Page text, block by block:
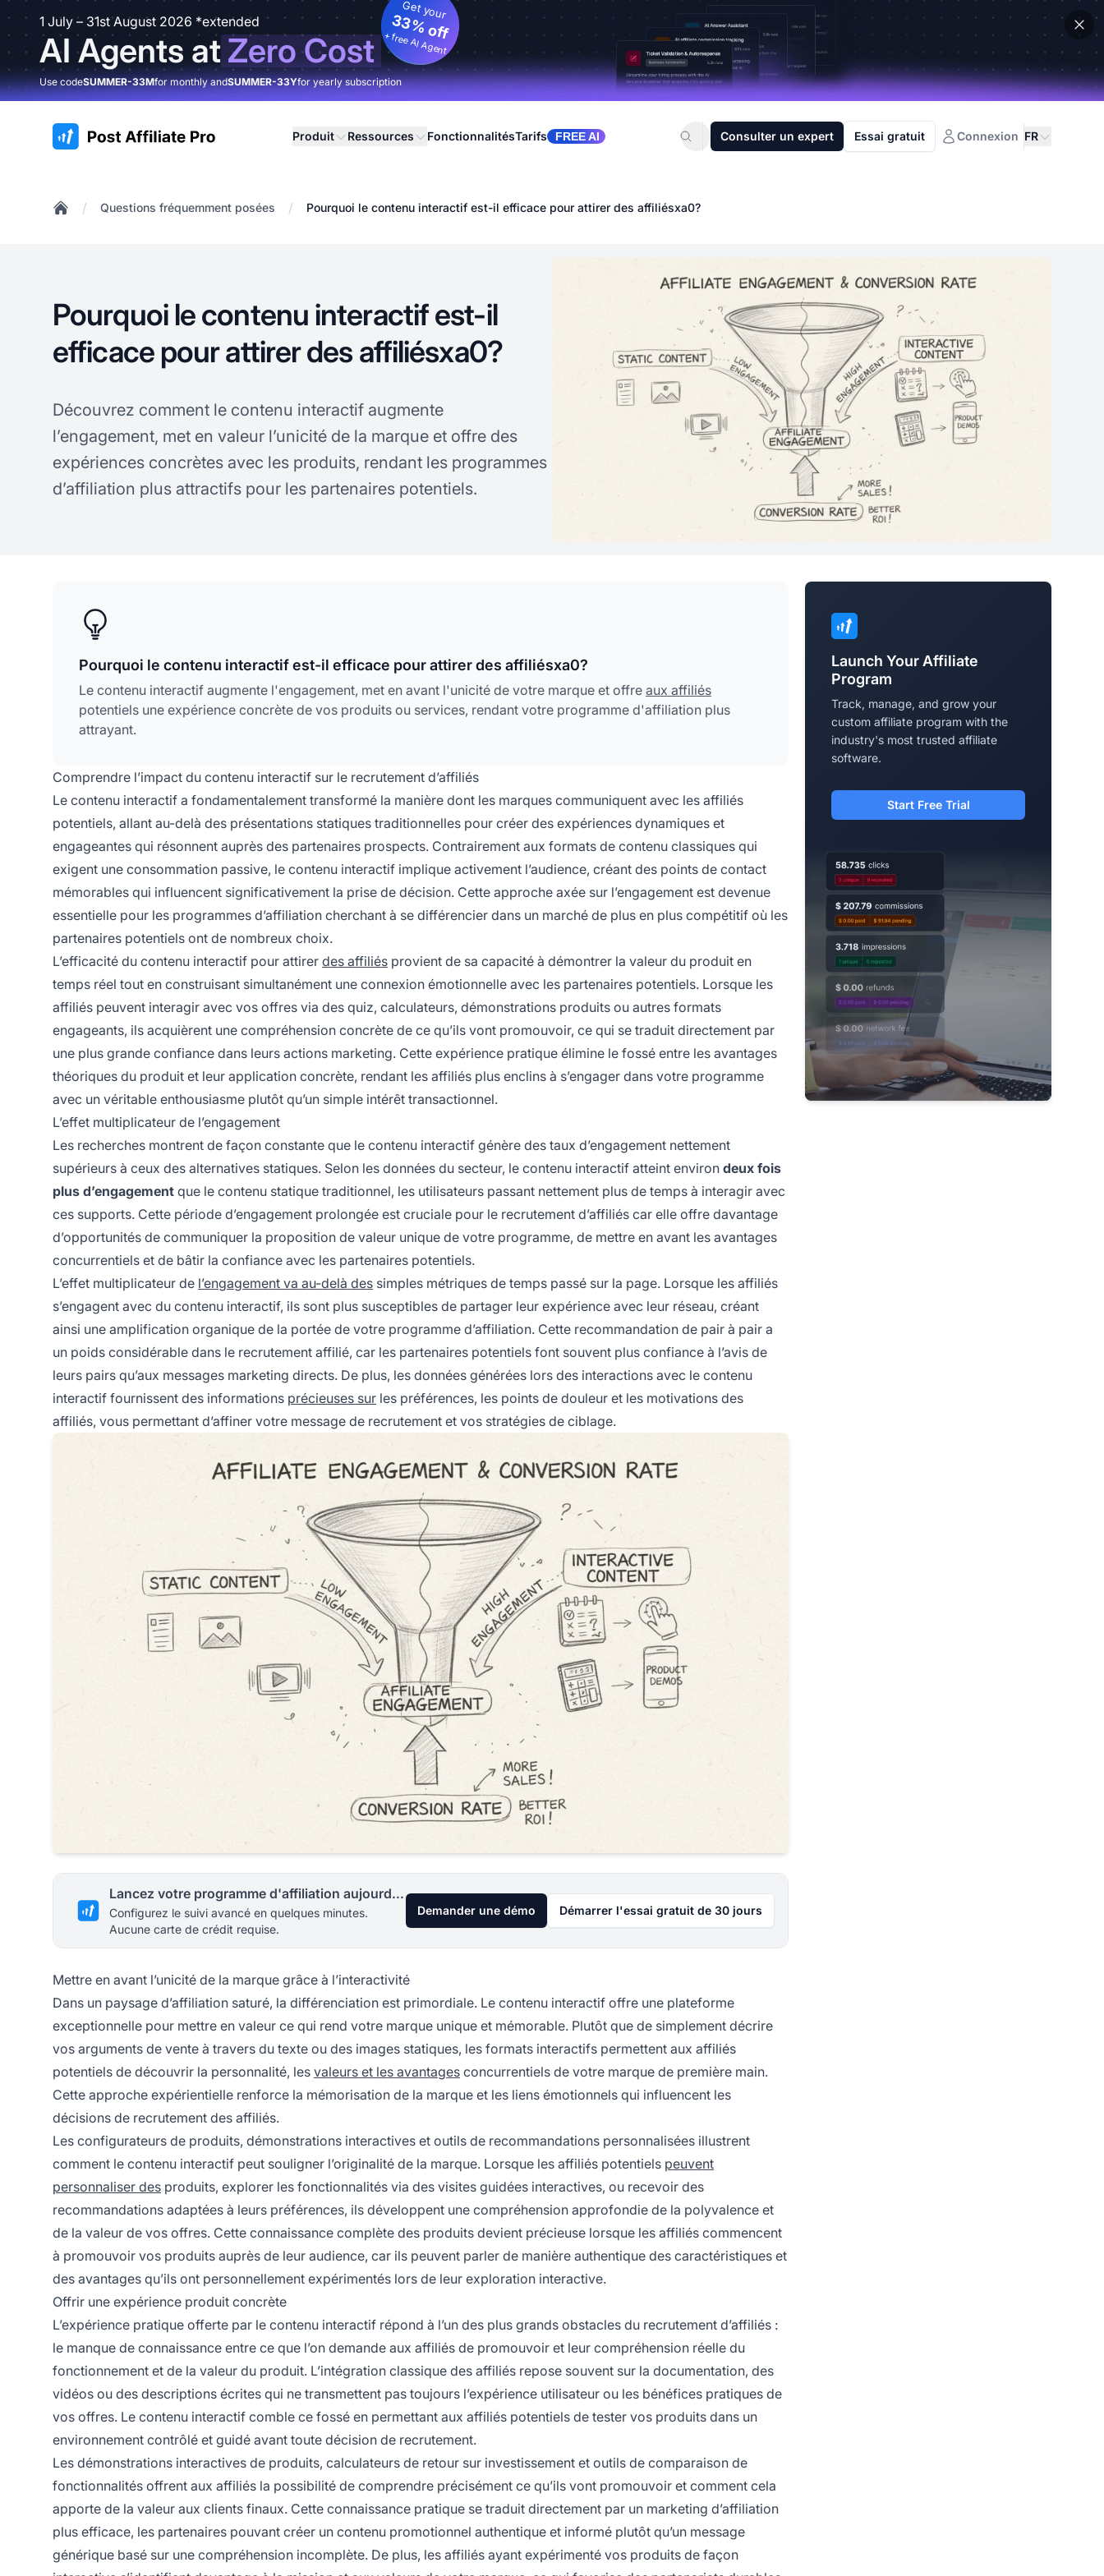
1 July – 31st August 2026 *extended
AI Agents atZero Cost
Get your
33% off
+ free AI Agent
Use codeSUMMER-33Mfor monthly andSUMMER-33Yfor yearly subscription
:site.title Produit Ressources FonctionnalitésTarifs FREE AI Consulter un expert Essai gratuit Connexion FR
/ Questions fréquemment posées / Pourquoi le contenu interactif est-il efficace pour attirer des affiliésxa0?
Pourquoi le contenu interactif est-il
efficace pour attirer des affiliésxa0?
Découvrez comment le contenu interactif augmente
l’engagement, met en valeur l’unicité de la marque et offre des
expériences concrètes avec les produits, rendant les programmes
d’affiliation plus attractifs pour les partenaires potentiels.
Pourquoi le contenu interactif est-il efficace pour attirer des affiliésxa0?
Le contenu interactif augmente l'engagement, met en avant l'unicité de votre marque et offre aux affiliés
potentiels une expérience concrète de vos produits ou services, rendant votre programme d'affiliation plus
attrayant.
Comprendre l’impact du contenu interactif sur le recrutement d’affiliés
Le contenu interactif a fondamentalement transformé la manière dont les marques communiquent avec les affiliés
potentiels, allant au-delà des présentations statiques traditionnelles pour créer des expériences dynamiques et
engageantes qui résonnent auprès des partenaires prospects. Contrairement aux formats de contenu classiques qui
exigent une consommation passive, le contenu interactif implique activement l’audience, créant des points de contact
mémorables qui influencent significativement la prise de décision. Cette approche axée sur l’engagement est devenue
essentielle pour les programmes d’affiliation cherchant à se différencier dans un marché de plus en plus compétitif où les
partenaires potentiels ont de nombreux choix.
L’efficacité du contenu interactif pour attirer des affiliés provient de sa capacité à démontrer la valeur du produit en
temps réel tout en construisant simultanément une connexion émotionnelle avec les partenaires potentiels. Lorsque les
affiliés peuvent interagir avec vos offres via des quiz, calculateurs, démonstrations produits ou autres formats
engageants, ils acquièrent une compréhension concrète de ce qu’ils vont promouvoir, ce qui se traduit directement par
une plus grande confiance dans leurs actions marketing. Cette expérience pratique élimine le fossé entre les avantages
théoriques du produit et leur application concrète, rendant les affiliés plus enclins à s’engager dans votre programme
avec un véritable enthousiasme plutôt qu’un simple intérêt transactionnel.
L’effet multiplicateur de l’engagement
Les recherches montrent de façon constante que le contenu interactif génère des taux d’engagement nettement
supérieurs à ceux des alternatives statiques. Selon les données du secteur, le contenu interactif atteint environ deux fois
plus d’engagement que le contenu statique traditionnel, les utilisateurs passant nettement plus de temps à interagir avec
ces supports. Cette période d’engagement prolongée est cruciale pour le recrutement d’affiliés car elle offre davantage
d’opportunités de communiquer la proposition de valeur unique de votre programme, de mettre en avant les avantages
concurrentiels et de bâtir la confiance avec les partenaires potentiels.
L’effet multiplicateur de l’engagement va au-delà des simples métriques de temps passé sur la page. Lorsque les affiliés
s’engagent avec du contenu interactif, ils sont plus susceptibles de partager leur expérience avec leur réseau, créant
ainsi une amplification organique de la portée de votre programme d’affiliation. Cette recommandation de pair à pair a
un poids considérable dans le recrutement affilié, car les partenaires potentiels font souvent plus confiance à l’avis de
leurs pairs qu’aux messages marketing directs. De plus, les données générées lors des interactions avec le contenu
interactif fournissent des informations précieuses sur les préférences, les points de douleur et les motivations des
affiliés, vous permettant d’affiner votre message de recrutement et vos stratégies de ciblage.
Lancez votre programme d'affiliation aujourd'hui
Configurez le suivi avancé en quelques minutes.
Aucune carte de crédit requise.
Demander une démo Démarrer l'essai gratuit de 30 jours
Mettre en avant l’unicité de la marque grâce à l’interactivité
Dans un paysage d’affiliation saturé, la différenciation est primordiale. Le contenu interactif offre une plateforme
exceptionnelle pour mettre en valeur ce qui rend votre marque unique et mémorable. Plutôt que de simplement décrire
vos arguments de vente à travers du texte ou des images statiques, les formats interactifs permettent aux affiliés
potentiels de découvrir la personnalité, les valeurs et les avantages concurrentiels de votre marque de première main.
Cette approche expérientielle renforce la mémorisation de la marque et les liens émotionnels qui influencent les
décisions de recrutement des affiliés.
Les configurateurs de produits, démonstrations interactives et outils de recommandations personnalisées illustrent
comment le contenu interactif peut souligner l’originalité de la marque. Lorsque les affiliés potentiels peuvent
personnaliser des produits, explorer les fonctionnalités via des visites guidées interactives, ou recevoir des
recommandations adaptées à leurs préférences, ils développent une compréhension approfondie de la polyvalence et
de la valeur de vos offres. Cette connaissance complète des produits devient précieuse lorsque les affiliés commencent
à promouvoir vos produits auprès de leur audience, car ils peuvent parler de manière authentique des caractéristiques et
des avantages qu’ils ont personnellement expérimentés lors de leur exploration interactive.
Offrir une expérience produit concrète
L’expérience pratique offerte par le contenu interactif répond à l’un des plus grands obstacles du recrutement d’affiliés :
le manque de connaissance entre ce que l’on demande aux affiliés de promouvoir et leur compréhension réelle du
fonctionnement et de la valeur du produit. L’intégration classique des affiliés repose souvent sur la documentation, des
vidéos ou des descriptions écrites qui ne transmettent pas toujours l’expérience utilisateur ou les bénéfices pratiques de
vos offres. Le contenu interactif comble ce fossé en permettant aux affiliés potentiels de tester vos produits dans un
environnement contrôlé et guidé avant toute décision de recrutement.
Les démonstrations interactives de produits, calculateurs de retour sur investissement et outils de comparaison de
fonctionnalités offrent aux affiliés la possibilité de comprendre précisément ce qu’ils vont promouvoir et comment cela
apporte de la valeur aux clients finaux. Cette connaissance pratique se traduit directement par un marketing d’affiliation
plus efficace, les partenaires pouvant créer un contenu promotionnel authentique et informé plutôt qu’un message
générique basé sur une compréhension incomplète. De plus, les affiliés ayant expérimenté vos produits de façon
Launch Your Affiliate
Program
Track, manage, and grow your
custom affiliate program with the
industry's most trusted affiliate
software.
Start Free Trial